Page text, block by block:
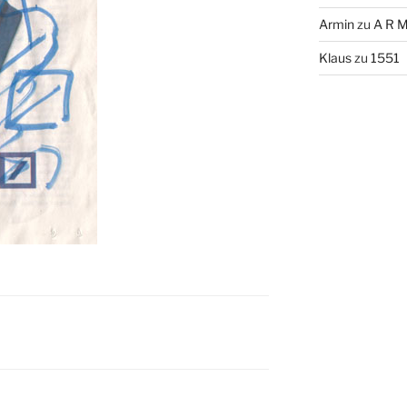
Arminzu A R
Klauszu 1551